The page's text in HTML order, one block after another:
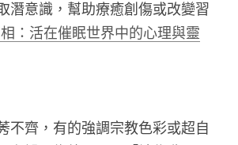
潛意識，幫助療癒創傷或改變習
：活在催眠世界中的心理與靈
不齊，有的強調宗教色彩或超自